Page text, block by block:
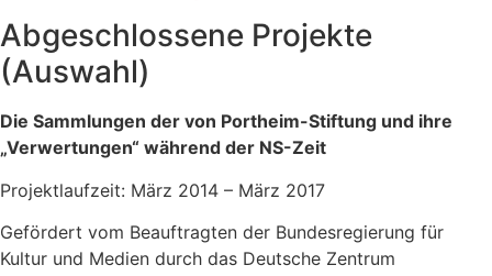
Abgeschlossene Projekte
(Auswahl)
Die Sammlungen der von Portheim-Stiftung und ihre
„Verwertungen“ während der NS-Zeit
Projektlaufzeit: März 2014 – März 2017
Gefördert vom Beauftragten der Bundesregierung für
Kultur und Medien durch das Deutsche Zentrum